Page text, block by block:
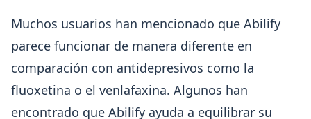
Muchos usuarios han mencionado que Abilify
parece funcionar de manera diferente en
comparación con antidepresivos como la
fluoxetina o el venlafaxina. Algunos han
encontrado que Abilify ayuda a equilibrar su